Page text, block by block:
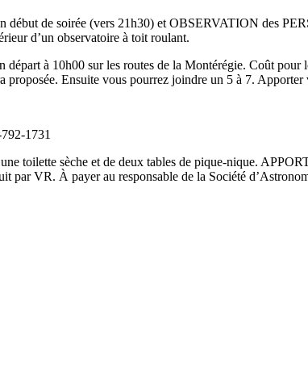
début de soirée (vers 21h30) et OBSERVATION des
d’un observatoire à toit roulant.
à 10h00 sur les routes de la Montérégie. Coût
Ensuite vous pourrez joindre un 5 à 7. Apporter
1731
toilette sèche et de deux tables de pique-nique.
par VR. À payer au responsable de la Société